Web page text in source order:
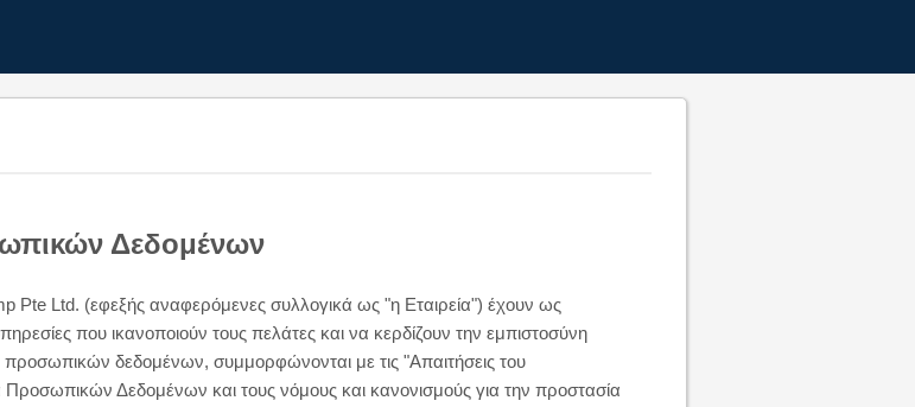
Δεδομένων
Pte Ltd. (εφεξής αναφερόμενες συλλογικά ως "η Εταιρεία") έχουν ως
που ικανοποιούν τους πελάτες και να κερδίζουν την εμπιστοσύνη
δεδομένων, συμμορφώνονται με τις "Απαιτήσεις του
Δεδομένων και τους νόμους και κανονισμούς για την προστασία